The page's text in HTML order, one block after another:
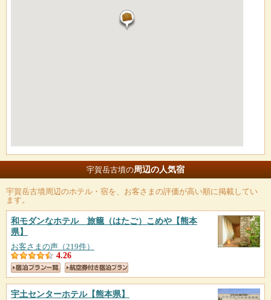
宇賀岳古墳の周辺の人気宿
宇賀岳古墳周辺のホテル・宿を、お客さまの評価が高い順に掲載してい
ます。
和モダンなホテル 旅籠（はたご）こめや 【熊本
県】
お客さまの声（219件）
4.26
宇土センターホテル【熊本県】